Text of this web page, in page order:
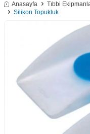
Anasayfa Tıbbi
Silikon Topukluk